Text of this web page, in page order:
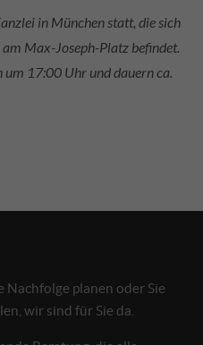
in München statt, die sich
Max-Joseph-Platz befindet.
17:00 Uhr und dauern ca.
Nachfolge planen oder Sie
wir sind für Sie da.